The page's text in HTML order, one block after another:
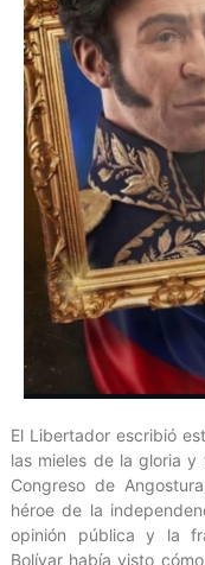
El Libertador escribió
las mieles de la gloria y
Congreso de
héroe de la
opinión pública y la
Bolívar había visto